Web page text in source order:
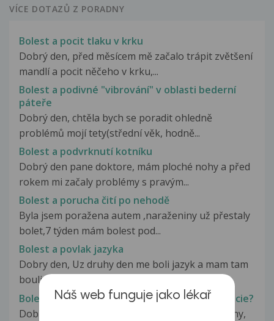
VÍCE DOTAZŮ Z PORADNY
Bolest a pocit tlaku v krku
Dobrý den, před měsícem mě začalo trápit zvětšení
mandlí a pocit něčeho v krku,...
Bolest a podivné "vibrování" v oblasti bederní
páteře
Dobrý den, chtěla bych se poradit ohledně
problémů mojí tety(střední věk, hodně...
Bolest a podvrknutí kotníku
Dobrý den pane doktore, mám ploché nohy a před
rokem mi začaly problémy s pravým...
Bolest a porucha čití po nehodě
Byla jsem poražena autem ,naraženiny už přestaly
bolet,7 týden mám bolest pod...
Bolest a povlak jazyka
Dobry den, Uz druhy den me boli jazyk a mam tam
boulicku nevim co to je ale...
Bolest a povyskakování kolene - chondromalacie?
Dobrý den, již delší dobu mám problémy s koleny,
Náš web funguje jako lékař